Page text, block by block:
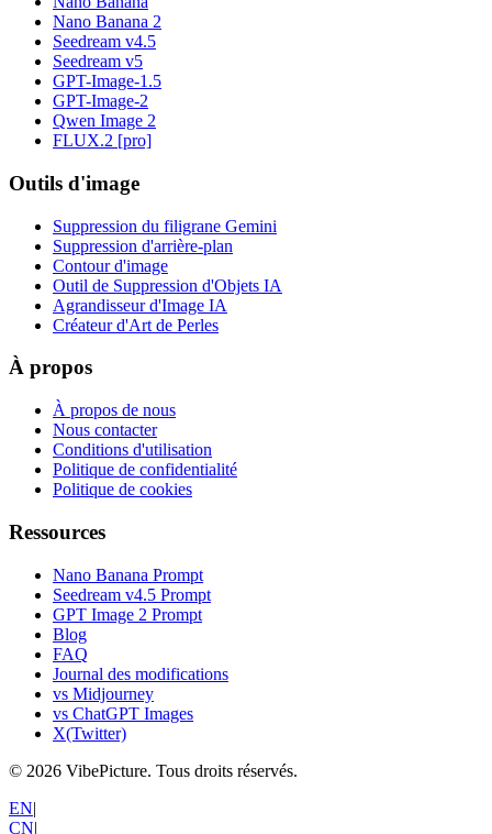
Nano Banana 2
Seedream v4.5
Seedream v5
GPT-Image-1.5
GPT-Image-2
Qwen Image 2
FLUX.2 [pro]
Outils d'image
Suppression du filigrane Gemini
Suppression d'arrière-plan
Contour d'image
Outil de Suppression d'Objets IA
Agrandisseur d'Image IA
Créateur d'Art de Perles
À propos
À propos de nous
Nous contacter
Conditions d'utilisation
Politique de confidentialité
Politique de cookies
Ressources
Nano Banana Prompt
Seedream v4.5 Prompt
GPT Image 2 Prompt
Blog
FAQ
Journal des modifications
vs Midjourney
vs ChatGPT Images
X(Twitter)
© 2026 VibePicture. Tous droits réservés.
EN|
CN|